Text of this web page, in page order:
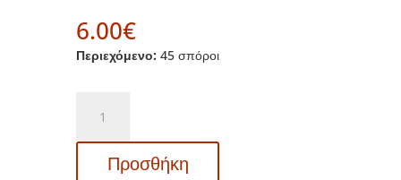
6.00€
Περιεχόμενο: 45 σπόροι
Πακ
Προσθήκη